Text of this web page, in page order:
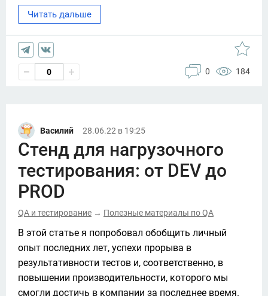
Читать дальше
0 0 184
Василий 28.06.22 в 19:25
Стенд для нагрузочного
тестирования: от DEV до
PROD
QA и тестирование → Полезные материалы по QA
В этой статье я попробовал обобщить личный
опыт последних лет, успехи прорыва в
результативности тестов и, соответственно, в
повышении производительности, которого мы
смогли достичь в компании за последнее время.